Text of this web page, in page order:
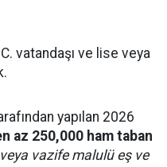
vatandaşı ve lise veya
yapılan 2026
az 250,000 ham taban
vazife malulü eş ve